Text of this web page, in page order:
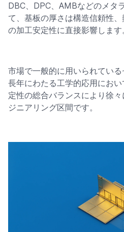
DBC、DPC、AMBなどのメタ
て、基板の厚さは構造信頼性
の加工安定性に直接影響します
市場で一般的に用いられている
長年にわたる工学的応用にお
定性の総合バランスにより徐
ジニアリング区間です。